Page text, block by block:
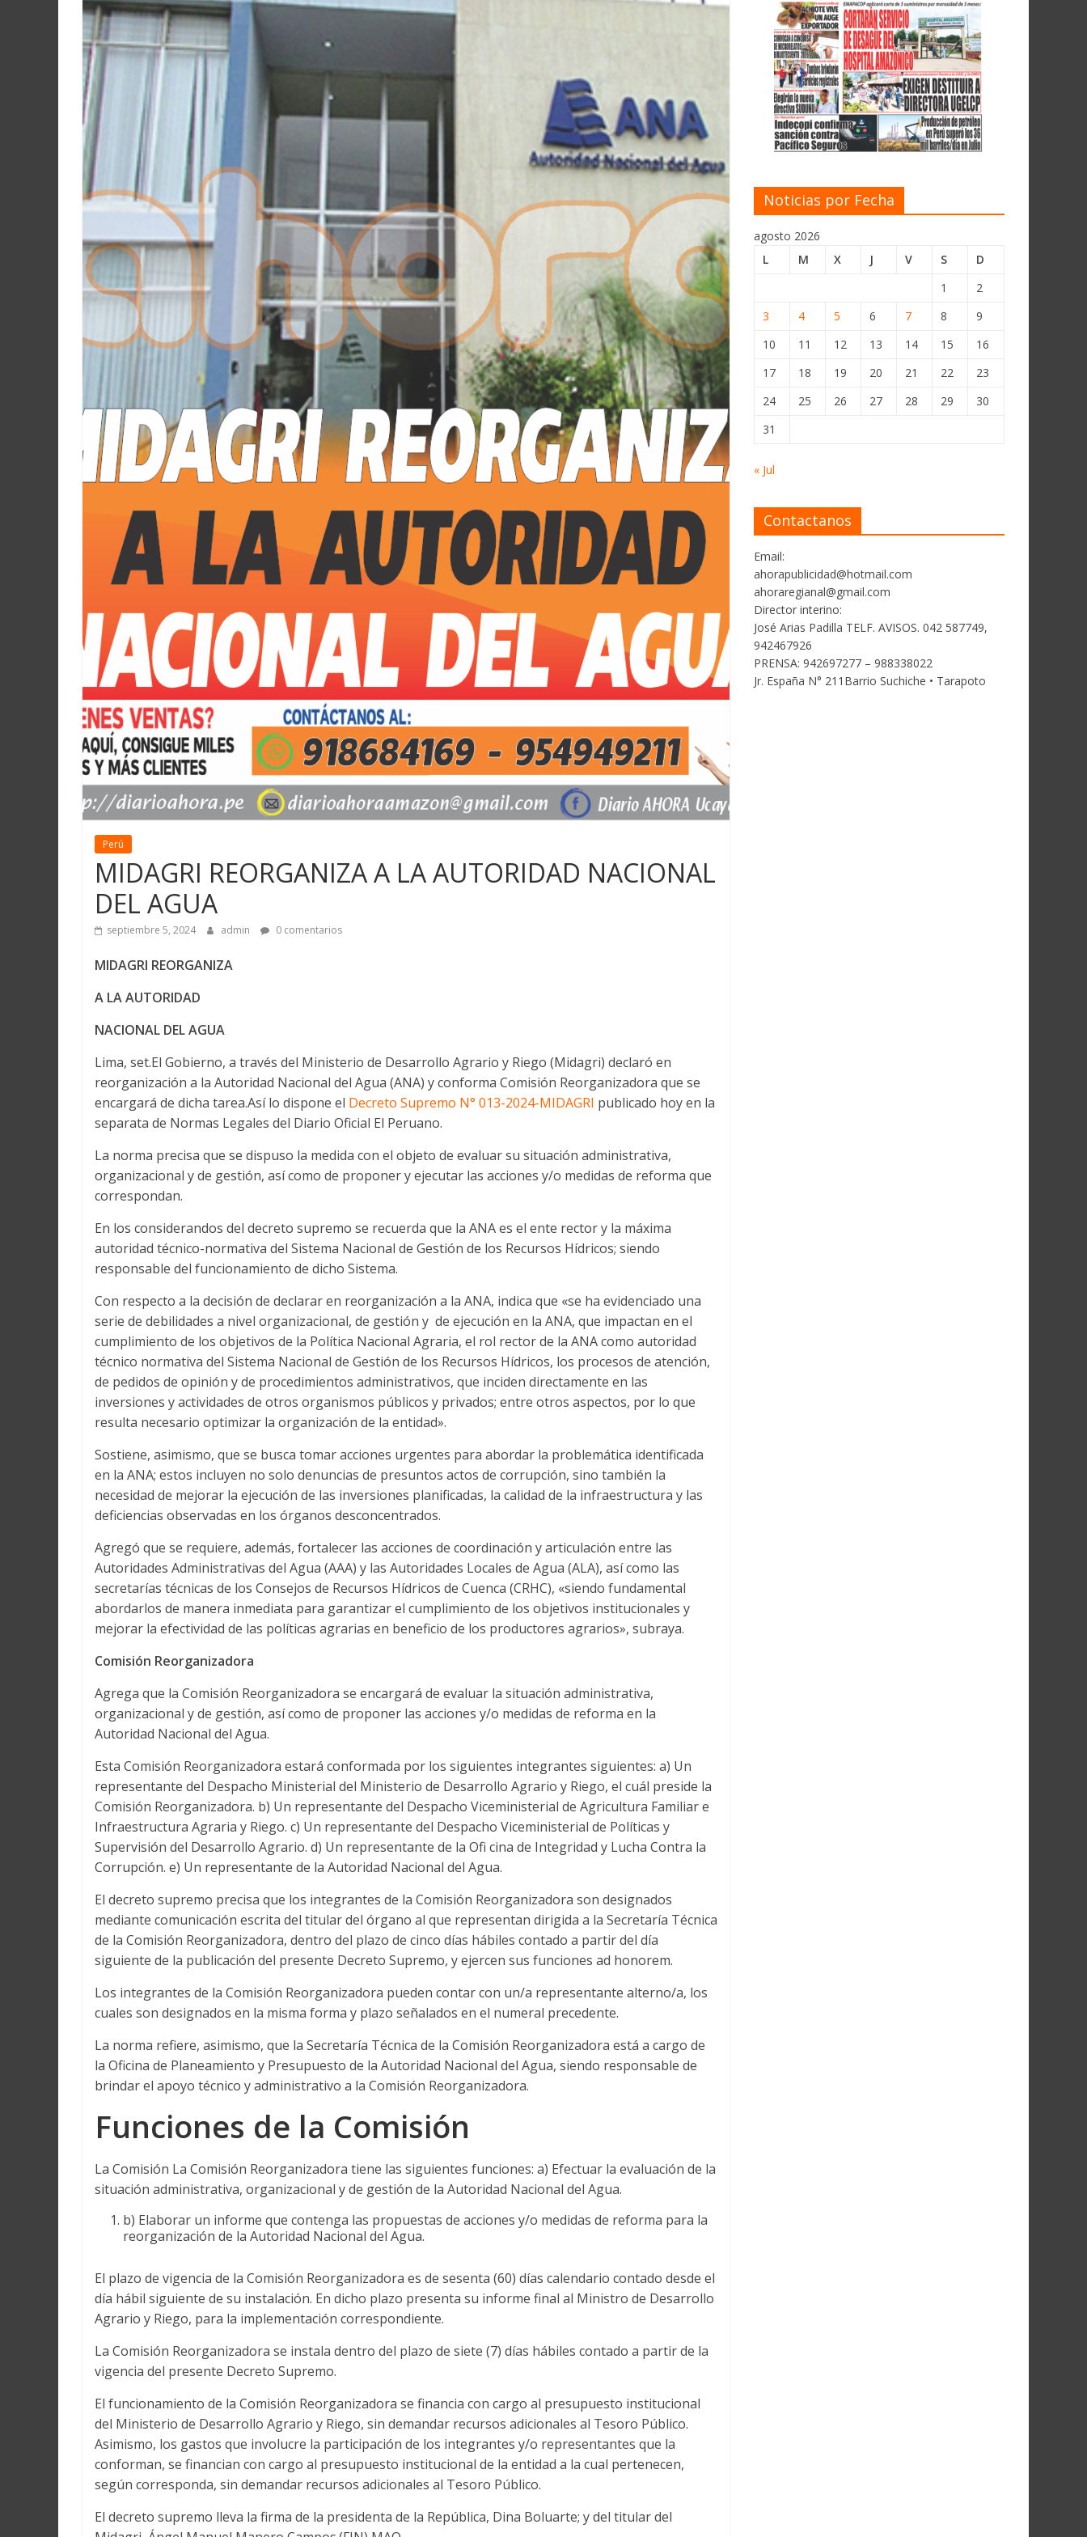
Martín
Loreto
Perú
MIDAGRI REORGANIZA A LA AUTORIDAD NACIONAL
DEL AGUA
septiembre 5, 2024 admin 0 comentarios
MIDAGRI REORGANIZA
A LA AUTORIDAD
NACIONAL DEL AGUA
Lima, set.El Gobierno, a través del Ministerio de Desarrollo Agrario y Riego (Midagri) declaró en
reorganización a la Autoridad Nacional del Agua (ANA) y conforma Comisión Reorganizadora que se
encargará de dicha tarea.Así lo dispone el Decreto Supremo N° 013-2024-MIDAGRI publicado hoy en la
separata de Normas Legales del Diario Oficial El Peruano.
La norma precisa que se dispuso la medida con el objeto de evaluar su situación administrativa,
organizacional y de gestión, así como de proponer y ejecutar las acciones y/o medidas de reforma que
correspondan.
En los considerandos del decreto supremo se recuerda que la ANA es el ente rector y la máxima
autoridad técnico-normativa del Sistema Nacional de Gestión de los Recursos Hídricos; siendo
responsable del funcionamiento de dicho Sistema.
Con respecto a la decisión de declarar en reorganización a la ANA, indica que «se ha evidenciado una
serie de debilidades a nivel organizacional, de gestión y de ejecución en la ANA, que impactan en el
cumplimiento de los objetivos de la Política Nacional Agraria, el rol rector de la ANA como autoridad
técnico normativa del Sistema Nacional de Gestión de los Recursos Hídricos, los procesos de atención,
de pedidos de opinión y de procedimientos administrativos, que inciden directamente en las
inversiones y actividades de otros organismos públicos y privados; entre otros aspectos, por lo que
resulta necesario optimizar la organización de la entidad».
Sostiene, asimismo, que se busca tomar acciones urgentes para abordar la problemática identificada
en la ANA; estos incluyen no solo denuncias de presuntos actos de corrupción, sino también la
necesidad de mejorar la ejecución de las inversiones planificadas, la calidad de la infraestructura y las
deficiencias observadas en los órganos desconcentrados.
Agregó que se requiere, además, fortalecer las acciones de coordinación y articulación entre las
Autoridades Administrativas del Agua (AAA) y las Autoridades Locales de Agua (ALA), así como las
secretarías técnicas de los Consejos de Recursos Hídricos de Cuenca (CRHC), «siendo fundamental
abordarlos de manera inmediata para garantizar el cumplimiento de los objetivos institucionales y
mejorar la efectividad de las políticas agrarias en beneficio de los productores agrarios», subraya.
Comisión Reorganizadora
Agrega que la Comisión Reorganizadora se encargará de evaluar la situación administrativa,
organizacional y de gestión, así como de proponer las acciones y/o medidas de reforma en la
Autoridad Nacional del Agua.
Esta Comisión Reorganizadora estará conformada por los siguientes integrantes siguientes: a) Un
representante del Despacho Ministerial del Ministerio de Desarrollo Agrario y Riego, el cuál preside la
Comisión Reorganizadora. b) Un representante del Despacho Viceministerial de Agricultura Familiar e
Infraestructura Agraria y Riego. c) Un representante del Despacho Viceministerial de Políticas y
Supervisión del Desarrollo Agrario. d) Un representante de la Ofi cina de Integridad y Lucha Contra la
Corrupción. e) Un representante de la Autoridad Nacional del Agua.
El decreto supremo precisa que los integrantes de la Comisión Reorganizadora son designados
mediante comunicación escrita del titular del órgano al que representan dirigida a la Secretaría Técnica
de la Comisión Reorganizadora, dentro del plazo de cinco días hábiles contado a partir del día
siguiente de la publicación del presente Decreto Supremo, y ejercen sus funciones ad honorem.
Los integrantes de la Comisión Reorganizadora pueden contar con un/a representante alterno/a, los
cuales son designados en la misma forma y plazo señalados en el numeral precedente.
La norma refiere, asimismo, que la Secretaría Técnica de la Comisión Reorganizadora está a cargo de
la Oficina de Planeamiento y Presupuesto de la Autoridad Nacional del Agua, siendo responsable de
brindar el apoyo técnico y administrativo a la Comisión Reorganizadora.
Funciones de la Comisión
La Comisión La Comisión Reorganizadora tiene las siguientes funciones: a) Efectuar la evaluación de la
situación administrativa, organizacional y de gestión de la Autoridad Nacional del Agua.
b) Elaborar un informe que contenga las propuestas de acciones y/o medidas de reforma para la
reorganización de la Autoridad Nacional del Agua.
El plazo de vigencia de la Comisión Reorganizadora es de sesenta (60) días calendario contado desde el
día hábil siguiente de su instalación. En dicho plazo presenta su informe final al Ministro de Desarrollo
Agrario y Riego, para la implementación correspondiente.
La Comisión Reorganizadora se instala dentro del plazo de siete (7) días hábiles contado a partir de la
vigencia del presente Decreto Supremo.
El funcionamiento de la Comisión Reorganizadora se financia con cargo al presupuesto institucional
del Ministerio de Desarrollo Agrario y Riego, sin demandar recursos adicionales al Tesoro Público.
Asimismo, los gastos que involucre la participación de los integrantes y/o representantes que la
conforman, se financian con cargo al presupuesto institucional de la entidad a la cual pertenecen,
según corresponda, sin demandar recursos adicionales al Tesoro Público.
El decreto supremo lleva la firma de la presidenta de la República, Dina Boluarte; y del titular del
Noticias por Fecha
agosto 2026
L
M X J V S
D
1
2
3
4 5 6 7 8
9
10
11 12 13 14 15
16
17
18 19 20 21 22
23
24
25 26 27 28 29
30
31
« Jul
Contactanos
Email:
ahorapublicidad@hotmail.com
ahoraregianal@gmail.com
Director interino:
José Arias Padilla TELF. AVISOS. 042 587749,
942467926
PRENSA: 942697277 – 988338022
Jr. España N° 211Barrio Suchiche • Tarapoto